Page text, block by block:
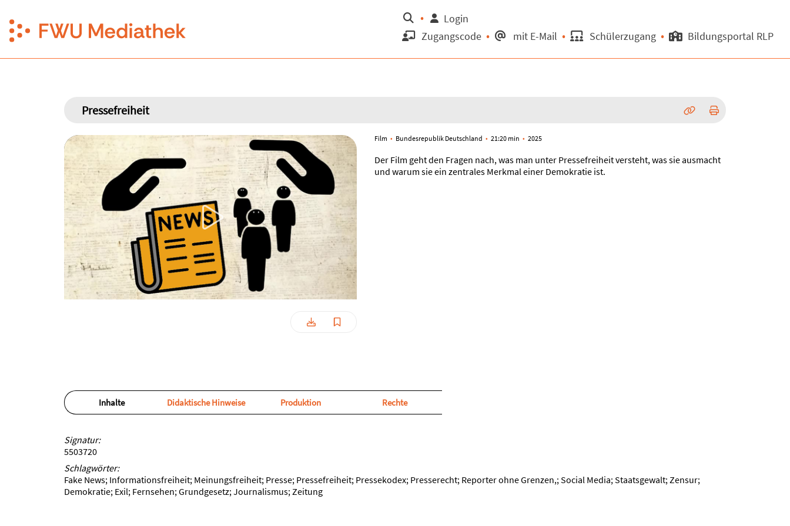
Suche Login
Zugangscode
mit E-Mail Schülerzugang Bildungsportal RLP
Pressefreiheit
Film Bundesrepublik Deutschland 21:20 min 2025
Der Film geht den Fragen nach, was man unter Pressefreiheit versteht, was sie ausmacht
und warum sie ein zentrales Merkmal einer Demokratie ist.
Inhalte
Signatur:
5503720
Schlagwörter:
Fake News; Informationsfreiheit; Meinungsfreiheit; Presse; Pressefreiheit; Pressekodex; Presserecht; Reporter ohne Grenzen,; Social Media; Staatsgewalt; Zensur;
Demokratie; Exil; Fernsehen; Grundgesetz; Journalismus; Zeitung
Didaktische Hinweise Produktion Rechte